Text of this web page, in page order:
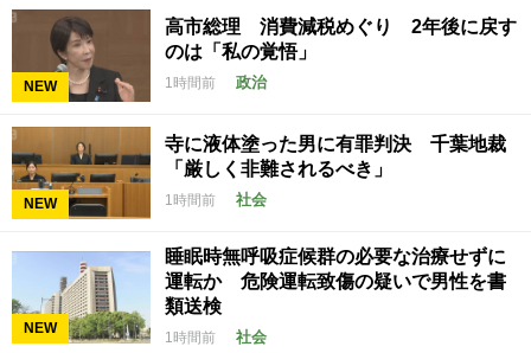
NEW
高市総理 消費減税めぐり 2年後に戻す
のは「私の覚悟」
1時間前 政治
NEW
寺に液体塗った男に有罪判決 千葉地裁
「厳しく非難されるべき」
1時間前 社会
NEW
睡眠時無呼吸症候群の必要な治療せずに
運転か 危険運転致傷の疑いで男性を書
類送検
1時間前 社会